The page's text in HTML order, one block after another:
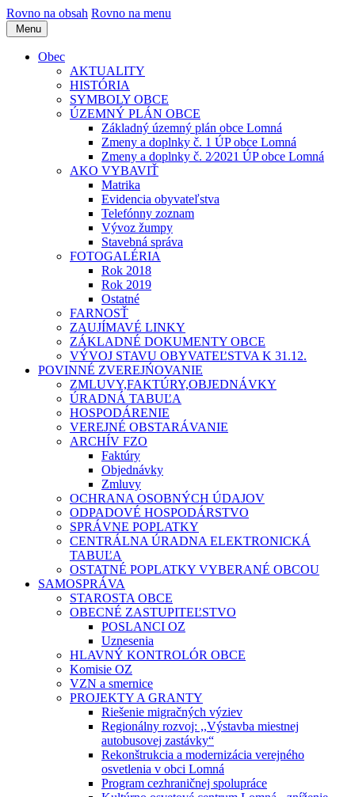
Rovno na obsah Rovno na menu
Menu
Obec
AKTUALITY
HISTÓRIA
SYMBOLY OBCE
ÚZEMNÝ PLÁN OBCE
Základný územný plán obce Lomná
Zmeny a doplnky č. 1 ÚP obce Lomná
Zmeny a doplnky č. 2⁄2021 ÚP obce Lomná
AKO VYBAVIŤ
Matrika
Evidencia obyvateľstva
Telefónny zoznam
Vývoz žumpy
Stavebná správa
FOTOGALÉRIA
Rok 2018
Rok 2019
Ostatné
FARNOSŤ
ZAUJÍMAVÉ LINKY
ZÁKLADNÉ DOKUMENTY OBCE
VÝVOJ STAVU OBYVATEĽSTVA K 31.12.
POVINNÉ ZVEREJŃOVANIE
ZMLUVY,FAKTÚRY,OBJEDNÁVKY
ÚRADNÁ TABUĽA
HOSPODÁRENIE
VEREJNÉ OBSTARÁVANIE
ARCHÍV FZO
Faktúry
Objednávky
Zmluvy
OCHRANA OSOBNÝCH ÚDAJOV
ODPADOVÉ HOSPODÁRSTVO
SPRÁVNE POPLATKY
CENTRÁLNA ÚRADNA ELEKTRONICKÁ
TABUĽA
OSTATNÉ POPLATKY VYBERANÉ OBCOU
SAMOSPRÁVA
STAROSTA OBCE
OBECNÉ ZASTUPITEĽSTVO
POSLANCI OZ
Uznesenia
HLAVNÝ KONTROLÓR OBCE
Komisie OZ
VZN a smernice
PROJEKTY A GRANTY
Riešenie migračných výziev
Regionálny rozvoj: ,,Výstavba miestnej
autobusovej zastávky“
Rekonštrukcia a modernizácia verejného
osvetlenia v obci Lomná
Program cezhraničnej spolupráce